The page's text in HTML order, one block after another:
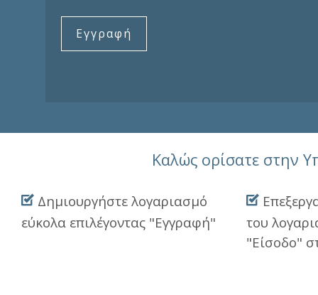
Εγγραφή
Καλώς ορίσατε στην
Δημιουργήστε λογαριασμό
εύκολα επιλέγοντας "Εγγραφή"
του
"Είσοδο"